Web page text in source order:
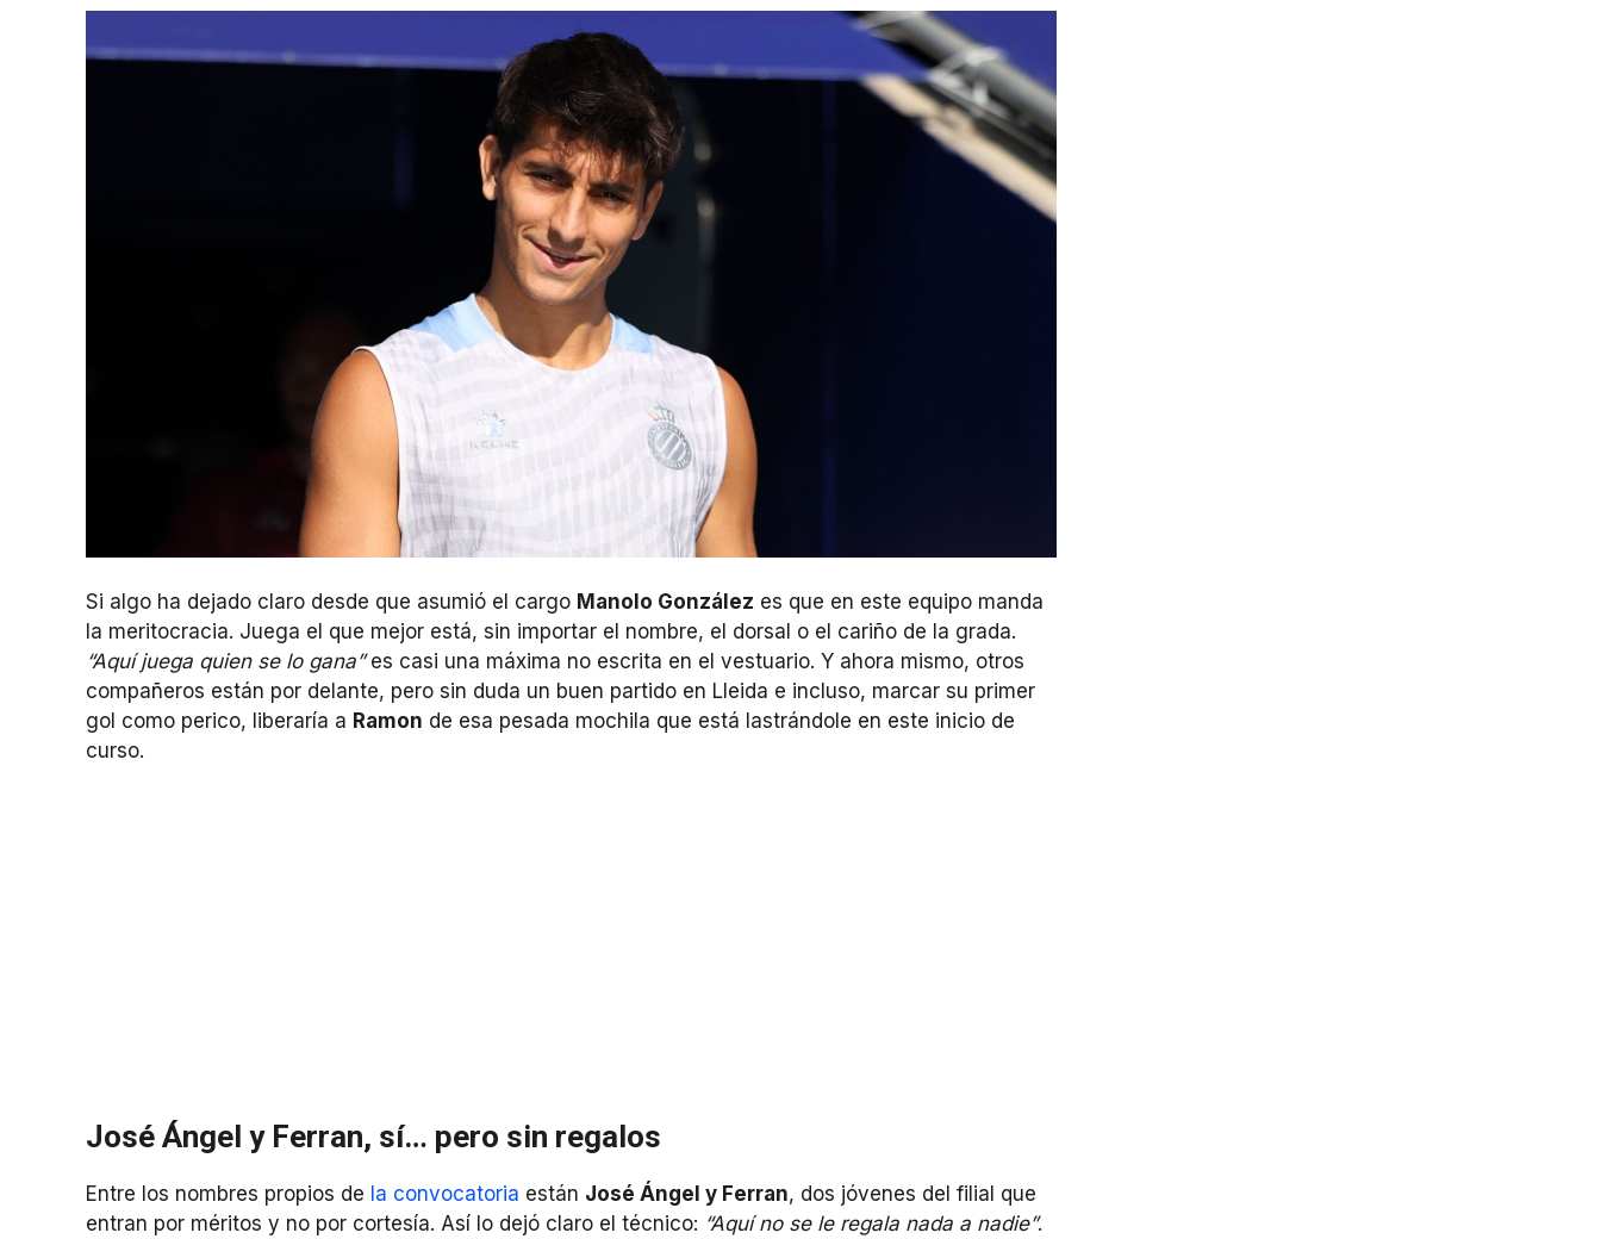
Si algo ha dejado claro desde que asumió el cargo Manolo González es que en este equipo manda
la meritocracia. Juega el que mejor está, sin importar el nombre, el dorsal o el cariño de la grada.
“Aquí juega quien se lo gana”es casi una máxima no escrita en el vestuario. Y ahora mismo, otros
compañeros están por delante, pero sin duda un buen partido en Lleida e incluso, marcar su primer
gol como perico, liberaría a Ramon de esa pesada mochila que está lastrándole en este inicio de
curso.
José Ángel y Ferran, sí… pero sin regalos
Entre los nombres propios de la convocatoria están José Ángel y Ferran, dos jóvenes del filial que
entran por méritos y no por cortesía. Así lo dejó claro el técnico: “Aquí no se le regala nada a nadie”.